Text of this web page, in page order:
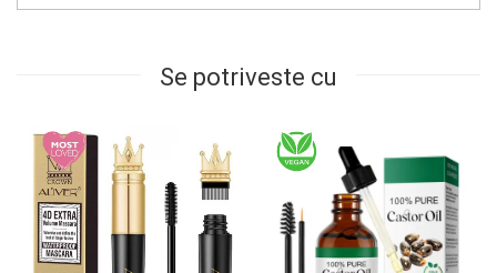
Se potriveste cu